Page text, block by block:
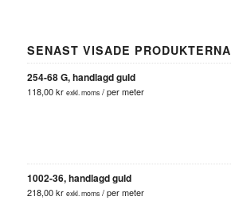
SENAST VISADE PRODUKTERNA
254-68 G, handlagd guld
118,00kr exkl. moms/ per meter
1002-36, handlagd guld
218,00kr exkl. moms/ per meter